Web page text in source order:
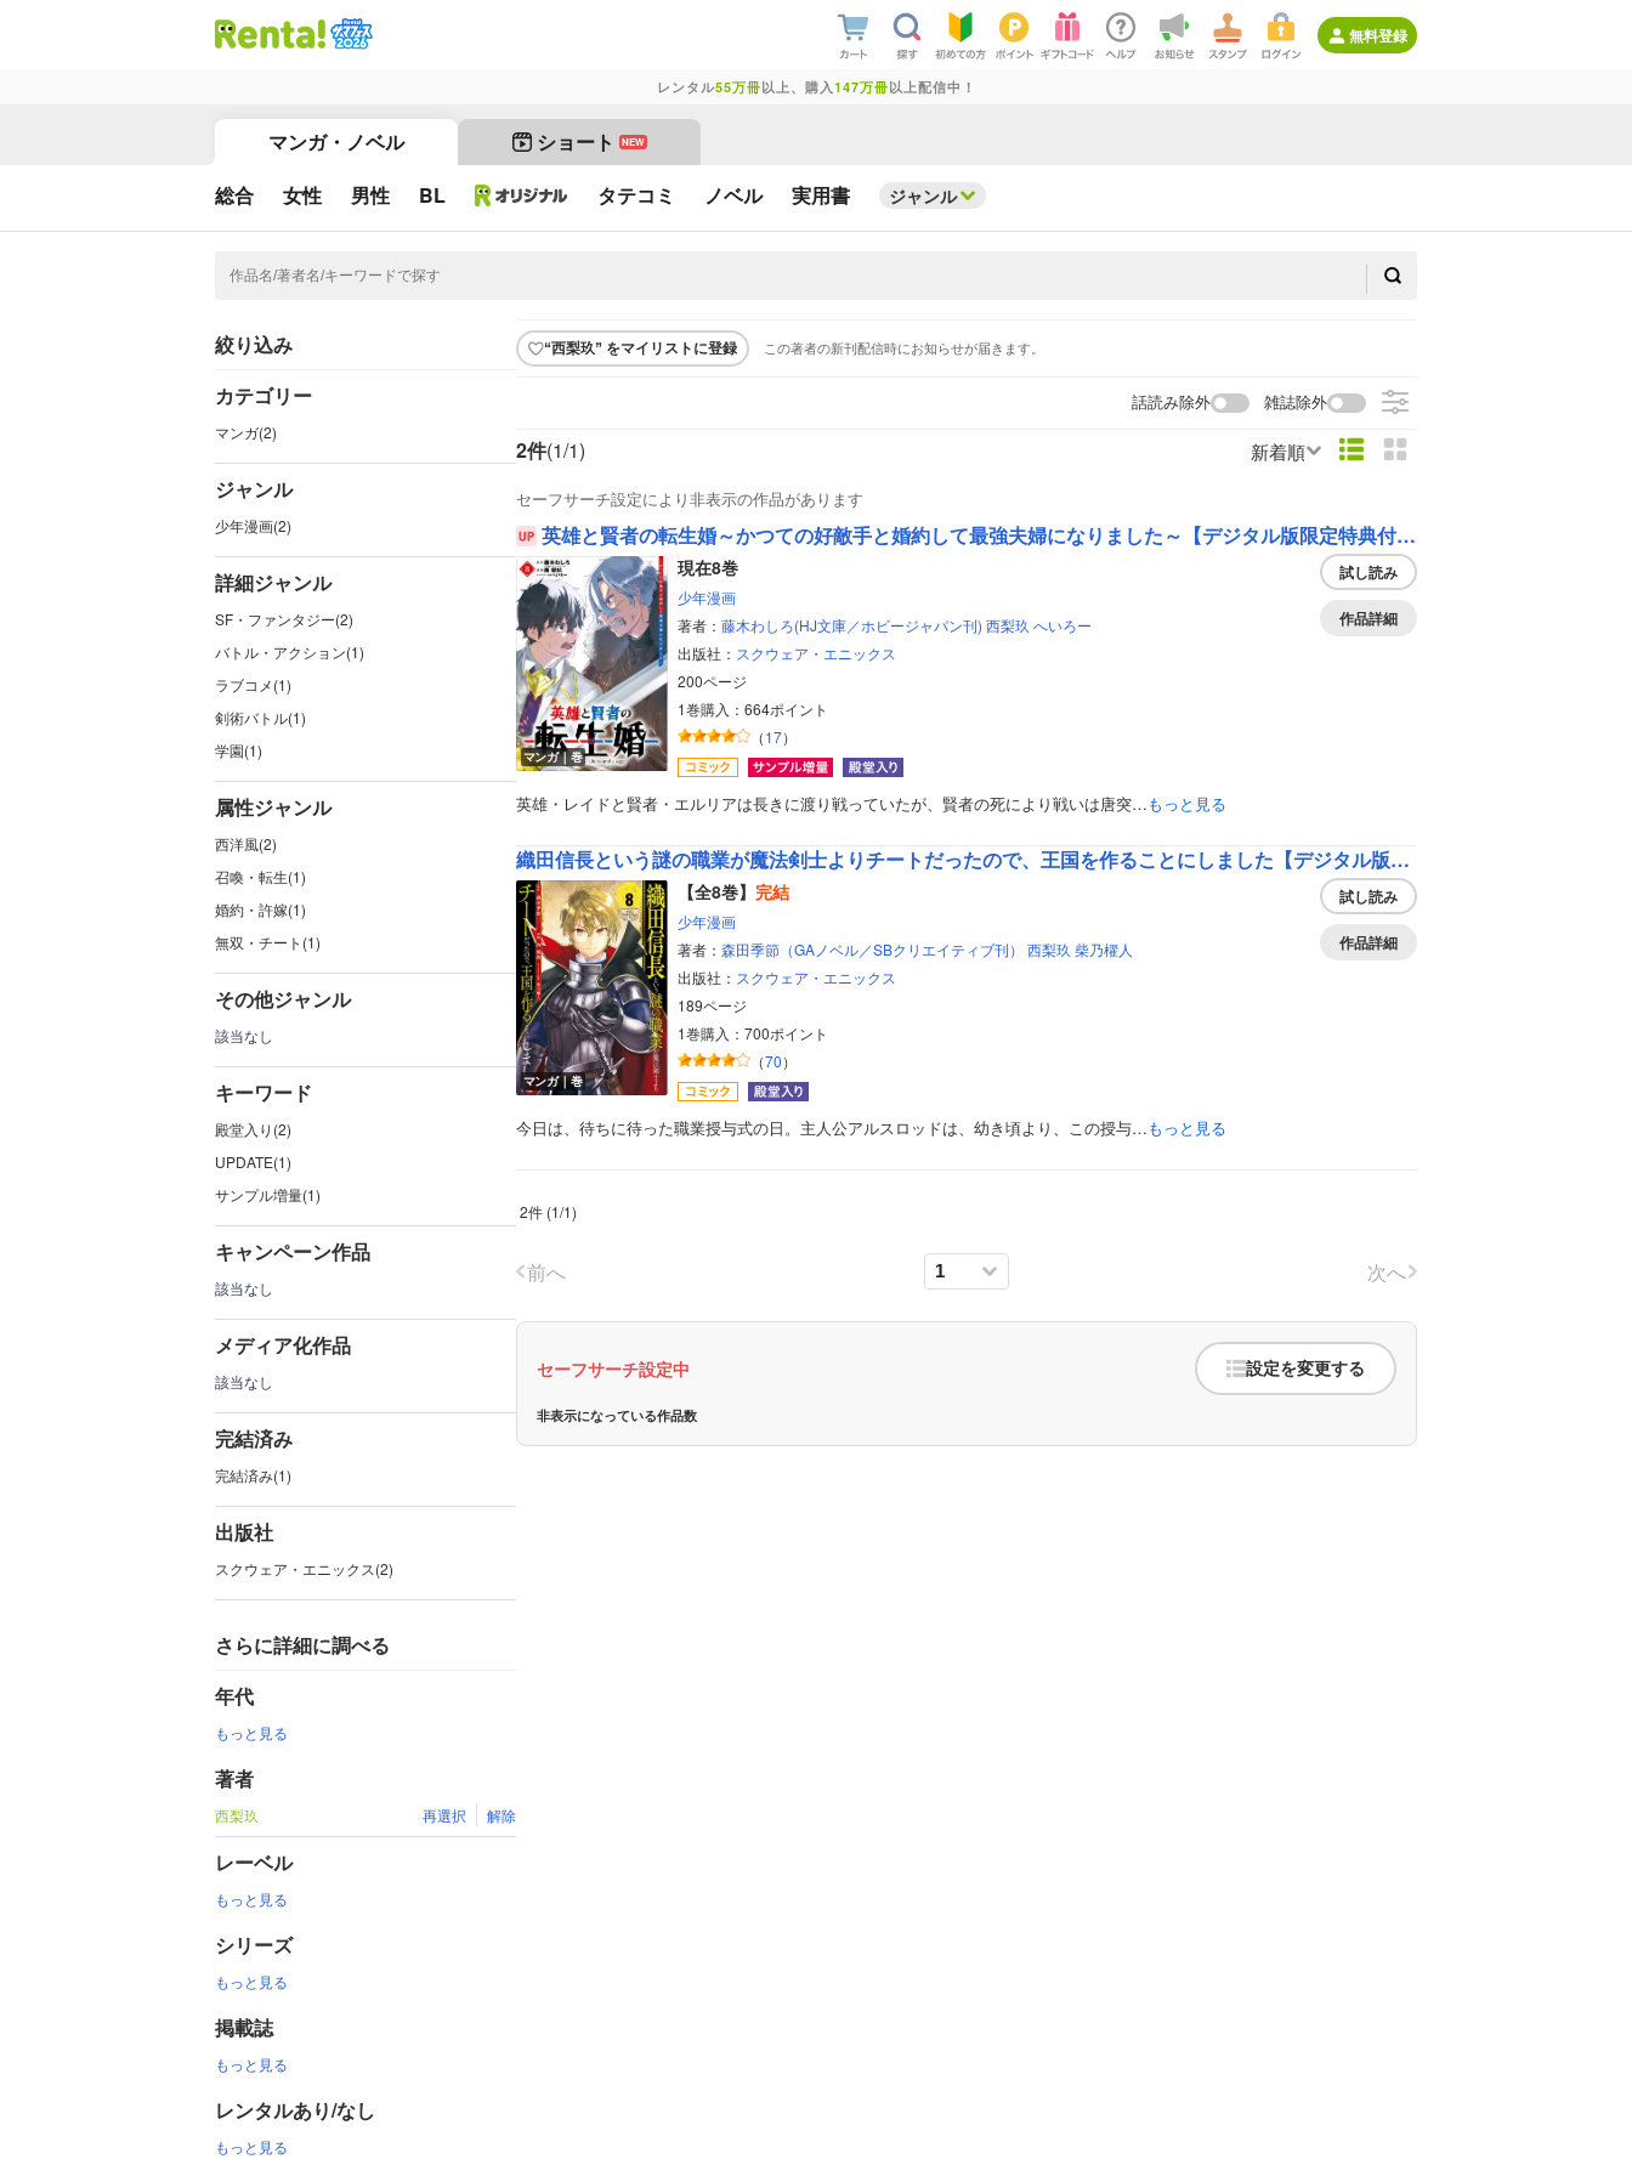
無料登録
レンタル55万冊以上、購入 147万冊以上配信中！
マンガ・ノベル ショート NEW
総合 女性 男性 BL タテコミ ノベル 実用書 ジャンル
絞り込み
カテゴリー
マンガ(2)
ジャンル
少年漫画(2)
詳細ジャンル
SF・ファンタジー(2)
バトル・アクション(1)
ラブコメ(1)
剣術バトル(1)
学園(1)
属性ジャンル
西洋風(2)
召喚・転生(1)
婚約・許嫁(1)
無双・チート(1)
その他ジャンル
該当なし
キーワード
殿堂入り(2)
UPDATE(1)
サンプル増量(1)
キャンペーン作品
該当なし
メディア化作品
該当なし
完結済み
完結済み(1)
出版社
スクウェア・エニックス(2)
さらに詳細に調べる
年代
もっと見る
著者
西梨玖 再選択 解除
レーベル
もっと見る
シリーズ
もっと見る
掲載誌
もっと見る
レンタルあり/なし
もっと見る
“西梨玖” をマイリストに登録 この著者の新刊配信時にお知らせが届きます。
話読み除外 雑誌除外
2件(1/1) 新着順
セーフサーチ設定により非表示の作品があります
ボーイズラブ
英雄と賢者の転生婚～かつての好敵手と婚約して最強夫婦になりました～【デジタル版限定特典付き】
マンガ｜巻
現在8巻
少年漫画
著者： 藤木わしろ(HJ文庫／ホビージャパン刊) 西梨玖 へいろー
出版社： スクウェア・エニックス
200ページ
1巻購入：664ポイント
（17）
試し読み
作品詳細
英雄・レイドと賢者・エルリアは長きに渡り戦っていたが、賢者の死により戦いは唐突…もっと見る
織田信長という謎の職業が魔法剣士よりチートだったので、王国を作ることにしました【デジタル版限定特典付き】
マンガ｜巻
【全8巻】 完結
少年漫画
著者： 森田季節（GAノベル／SBクリエイティブ刊） 西梨玖 柴乃櫂人
出版社： スクウェア・エニックス
189ページ
1巻購入：700ポイント
（70）
試し読み
作品詳細
今日は、待ちに待った職業授与式の日。主人公アルスロッドは、幼き頃より、この授与…もっと見る
2件 (1/1)
前へ 次へ
セーフサーチ設定中 設定を変更する
非表示になっている作品数